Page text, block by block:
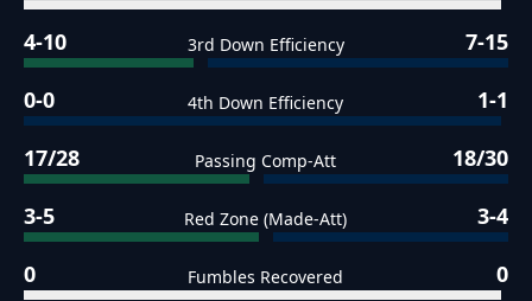
4-10 3rd Down Efficiency 7-15
0-0 4th Down Efficiency 1-1
17/28 Passing Comp-Att 18/30
3-5 Red Zone (Made-Att) 3-4
0 Fumbles Recovered 0